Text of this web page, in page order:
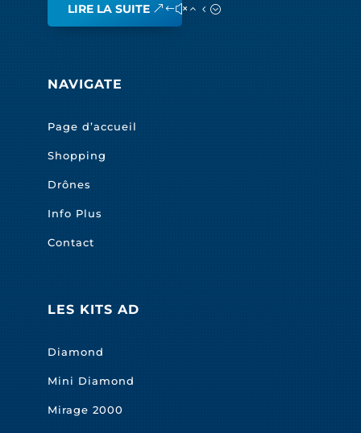
LIRE LA SUITE
NAVIGATE
Page d’accueil
Shopping
Drônes
Info Plus
Contact
LES KITS AD
Diamond
Mini Diamond
Mirage 2000